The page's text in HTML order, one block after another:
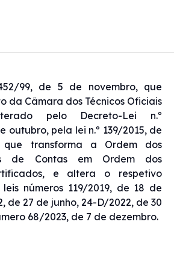
99, de 5 de novembro, que
da Câmara dos Técnicos Oficiais
pelo Decreto-Lei n.º
outubro, pela lei n.º 139/2015, de
transforma a Ordem dos
de Contas em Ordem dos
e altera o respetivo
números 119/2019, de 18 de
de 27 de junho, 24-D/2022, de 30
68/2023, de 7 de dezembro.